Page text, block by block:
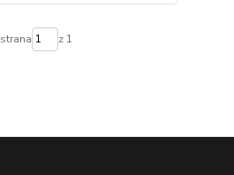
strana z 1